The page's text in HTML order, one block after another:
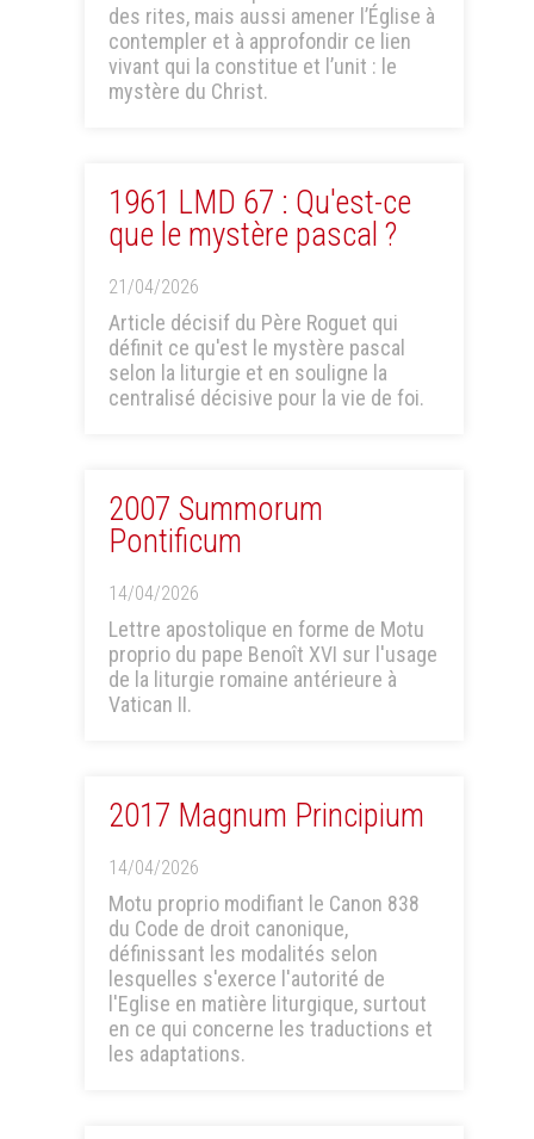
des rites, mais aussi amener l’Église à
contempler et à approfondir ce lien
vivant qui la constitue et l’unit : le
mystère du Christ.
1961 LMD 67 : Qu'est-ce
que le mystère pascal ?
21/04/2026
Article décisif du Père Roguet qui
définit ce qu'est le mystère pascal
selon la liturgie et en souligne la
centralisé décisive pour la vie de foi.
2007 Summorum
Pontificum
14/04/2026
Lettre apostolique en forme de Motu
proprio du pape Benoît XVI sur l'usage
de la liturgie romaine antérieure à
Vatican II.
2017 Magnum Principium
14/04/2026
Motu proprio modifiant le Canon 838
du Code de droit canonique,
définissant les modalités selon
lesquelles s'exerce l'autorité de
l'Eglise en matière liturgique, surtout
en ce qui concerne les traductions et
les adaptations.